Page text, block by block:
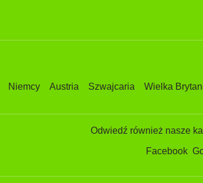
Niemcy Austria Szwajcaria Wielka
Odwiedź również nasze
Facebook